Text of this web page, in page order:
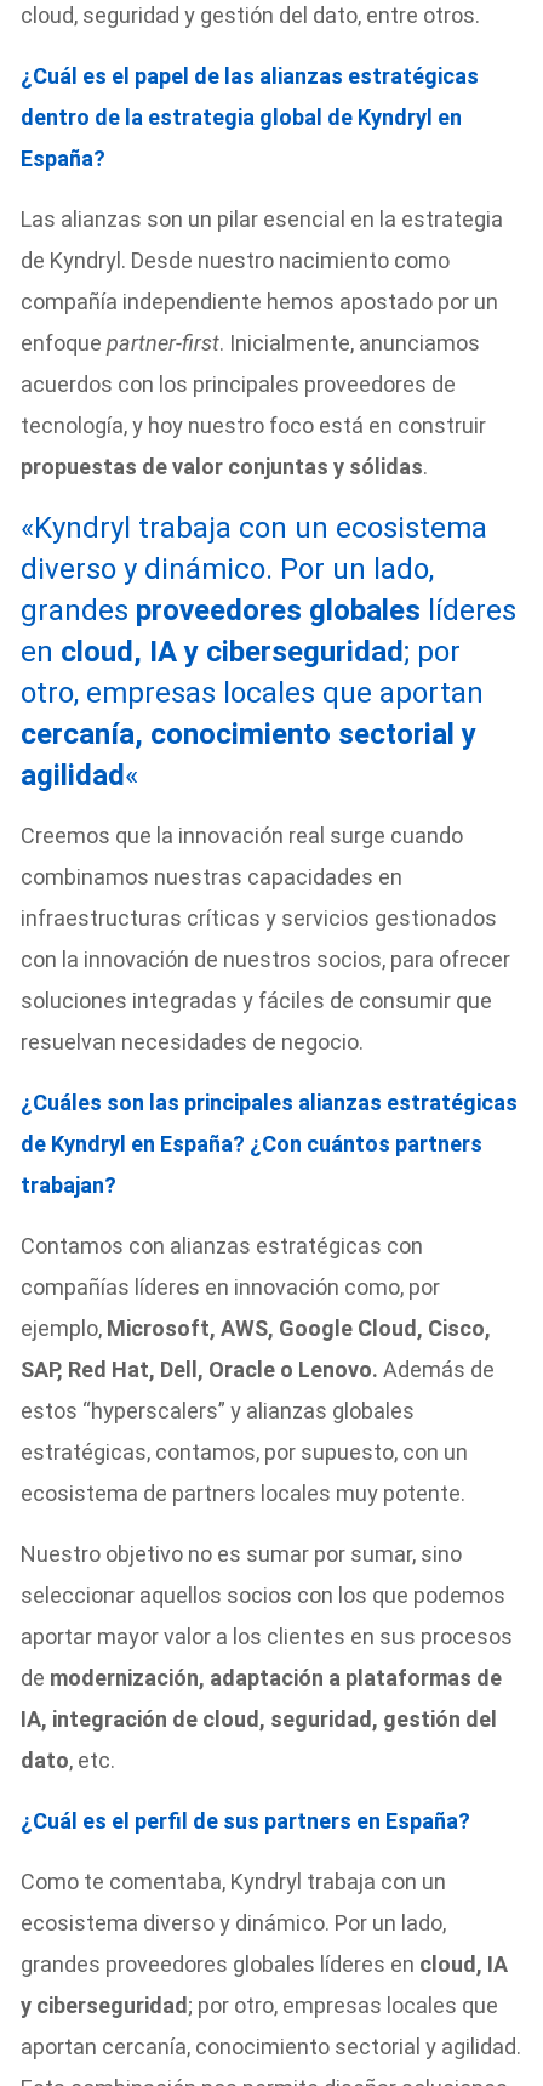
cloud, seguridad y gestión del dato, entre otros.
¿Cuál es el papel de las alianzas estratégicas
dentro de la estrategia global de Kyndryl en
España?
Las alianzas son un pilar esencial en la estrategia
de Kyndryl. Desde nuestro nacimiento como
compañía independiente hemos apostado por un
enfoquepartner-first. Inicialmente, anunciamos
acuerdos con los principales proveedores de
tecnología, y hoy nuestro foco está en construir
propuestas de valor conjuntas y sólidas.
«Kyndryl trabaja con un ecosistema
diverso y dinámico. Por un lado,
grandes proveedores globales líderes
en cloud, IA y ciberseguridad; por
otro, empresas locales que aportan
cercanía, conocimiento sectorial y
agilidad«
Creemos que la innovación real surge cuando
combinamos nuestras capacidades en
infraestructuras críticas y servicios gestionados
con la innovación de nuestros socios, para ofrecer
soluciones integradas y fáciles de consumir que
resuelvan necesidades de negocio.
¿Cuáles son las principales alianzas estratégicas
de Kyndryl en España? ¿Con cuántos partners
trabajan?
Contamos con alianzas estratégicas con
compañías líderes en innovación como, por
ejemplo, Microsoft, AWS, Google Cloud, Cisco,
SAP, Red Hat, Dell, Oracle o Lenovo. Además de
estos “hyperscalers” y alianzas globales
estratégicas, contamos, por supuesto, con un
ecosistema de partners locales muy potente.
Nuestro objetivo no es sumar por sumar, sino
seleccionar aquellos socios con los que podemos
aportar mayor valor a los clientes en sus procesos
de modernización, adaptación a plataformas de
IA, integración de cloud, seguridad, gestión del
dato, etc.
¿Cuál es el perfil de sus partners en España?
Como te comentaba, Kyndryl trabaja con un
ecosistema diverso y dinámico. Por un lado,
grandes proveedores globales líderes en cloud, IA
y ciberseguridad; por otro, empresas locales que
aportan cercanía, conocimiento sectorial y agilidad.